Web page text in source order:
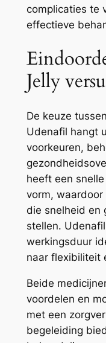
complicaties te
effectieve
Jelly
De keuze
Udenafil hangt
voorkeuren,
heeft een
vorm,
die snelheid en
stellen.
werkingsduur
naar flexibiliteit
Beide
voordelen en
met een
begeleiding